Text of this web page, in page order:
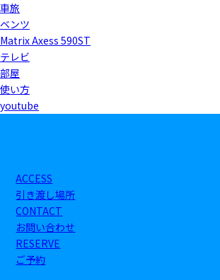
車旅
ベンツ
Matrix Axess 590ST
テレビ
部屋
使い方
youtube
ACCESS
引き渡し場所
CONTACT
お問い合わせ
RESERVE
ご予約